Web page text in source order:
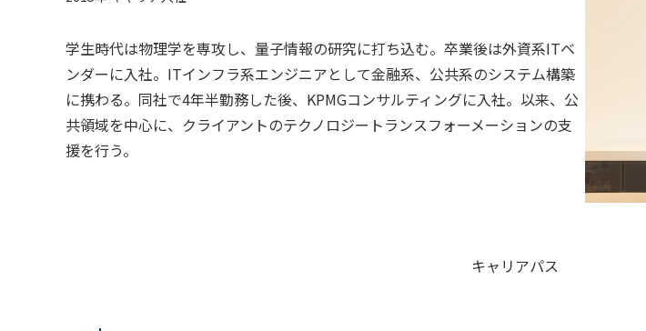
学生時代は物理学を専攻し、量子情報の研究に打ち込む。卒業後は外資系ITベ
ンダーに入社。ITインフラ系エンジニアとして金融系、公共系のシステム構築
に携わる。同社で4年半勤務した後、KPMGコンサルティングに入社。以来、公
共領域を中心に、クライアントのテクノロジートランスフォーメーションの支
援を行う。
キャリアパス